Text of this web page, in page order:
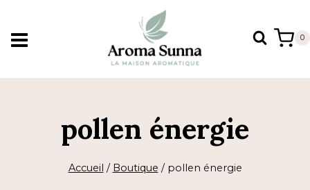
contenu
0
pollen énergie
Accueil / Boutique / pollen énergie